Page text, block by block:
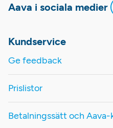
Aava i sociala medier
Kundservice
Ge feedback
Prislistor
Betalningssätt och